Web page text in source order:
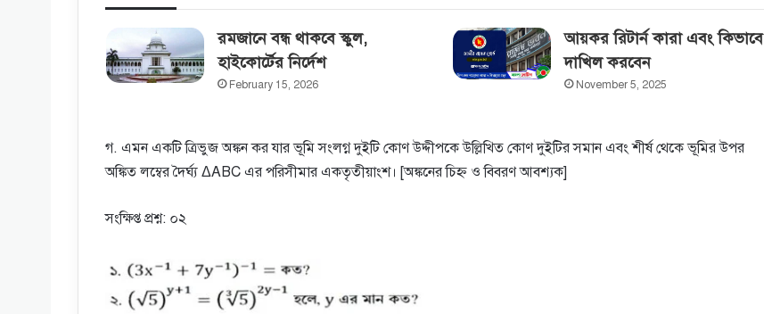
রমজানে বন্ধ থাকবে স্কুল,
হাইকোর্টের‌ নির্দেশ
February 15, 2026
আয়কর রিটার্ন কারা এবং কিভাবে
দাখিল করবেন
November 5, 2025
গ. এমন একটি ত্রিভুজ অঙ্কন কর যার ভূমি সংলগ্ন দুইটি কোণ উদ্দীপকে উল্লিখিত কোণ দুইটির সমান এবং শীর্ষ থেকে ভূমির উপর
অঙ্কিত লম্বের দৈর্ঘ্য ΔABC এর পরিসীমার একতৃতীয়াংশ। [অঙ্কনের চিহ্ন ও বিবরণ আবশ্যক]
সংক্ষিপ্ত প্রশ্ন: ০২